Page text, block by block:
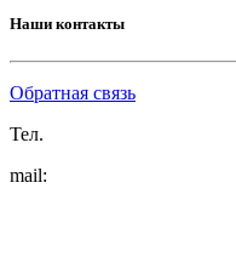
Наши контакты
Обратная связь
Тел.
mail: